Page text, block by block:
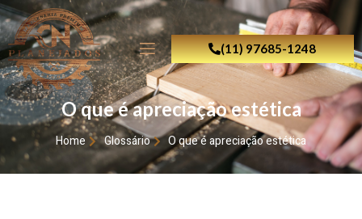
(11) 97685-1248
O que é apreciação estética
Home Glossário O que é apreciação estética